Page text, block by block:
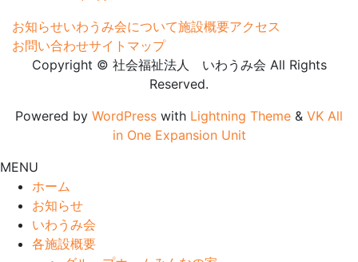
お知らせいわうみ会について施設概要アクセス
お問い合わせサイトマップ
Copyright © 社会福祉法人 いわうみ会 All Rights
Reserved.
Powered by WordPress with Lightning Theme & VK All
in One Expansion Unit
MENU
ホーム
お知らせ
いわうみ会
各施設概要